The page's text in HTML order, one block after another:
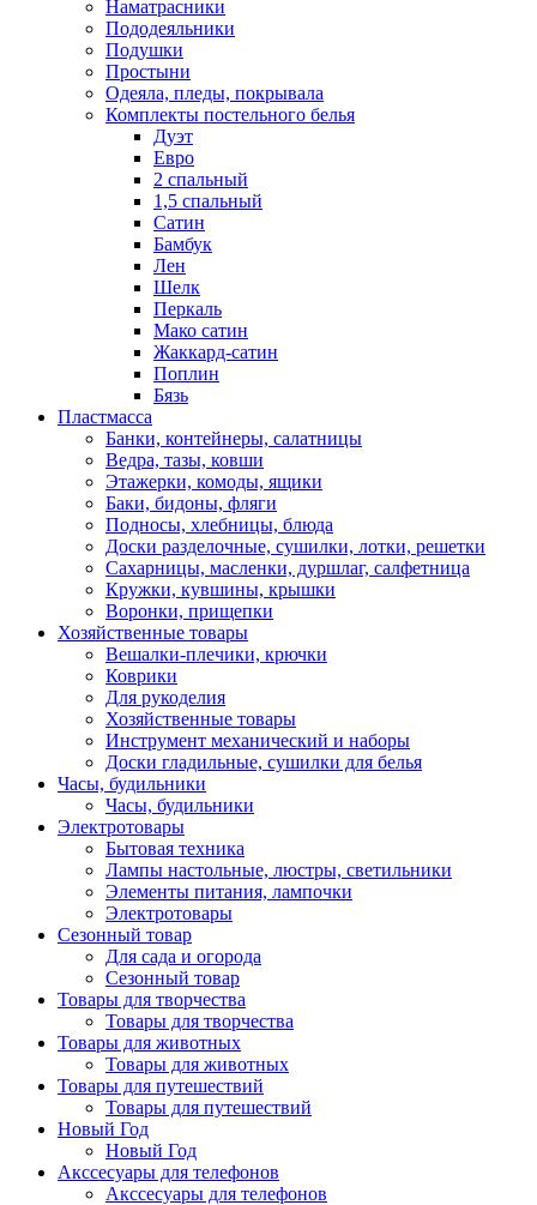
Наматрасники
Пододеяльники
Подушки
Простыни
Одеяла, пледы, покрывала
Комплекты постельного белья
Дуэт
Евро
2 спальный
1,5 спальный
Сатин
Бамбук
Лен
Шелк
Перкаль
Мако сатин
Жаккард-сатин
Поплин
Бязь
Пластмасса
Банки, контейнеры, салатницы
Ведра, тазы, ковши
Этажерки, комоды, ящики
Баки, бидоны, фляги
Подносы, хлебницы, блюда
Доски разделочные, сушилки, лотки, решетки
Сахарницы, масленки, дуршлаг, салфетница
Кружки, кувшины, крышки
Воронки, прищепки
Хозяйственные товары
Вешалки-плечики, крючки
Коврики
Для рукоделия
Хозяйственные товары
Инструмент механический и наборы
Доски гладильные, сушилки для белья
Часы, будильники
Часы, будильники
Электротовары
Бытовая техника
Лампы настольные, люстры, светильники
Элементы питания, лампочки
Электротовары
Сезонный товар
Для сада и огорода
Сезонный товар
Товары для творчества
Товары для творчества
Товары для животных
Товары для животных
Товары для путешествий
Товары для путешествий
Новый Год
Новый Год
Акссесуары для телефонов
Акссесуары для телефонов